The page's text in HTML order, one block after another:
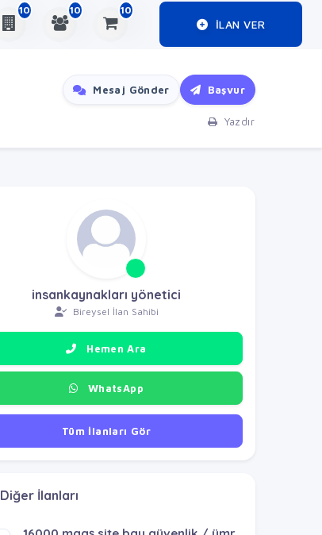
10 10 10
ILAN VER
Mesaj Gönder Başvur
Yazdır
insankaynakları yönetici
Bireysel İlan Sahibi
Hemen Ara
WhatsApp
Tüm İlanları Gör
Diğer İlanları